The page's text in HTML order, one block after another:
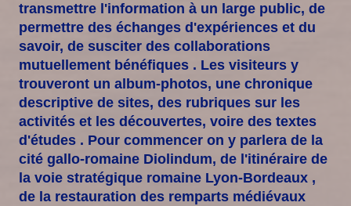
transmettre l'information à un large public, de
permettre des échanges d'expériences et du
savoir, de susciter des collaborations
mutuellement bénéfiques . Les visiteurs y
trouveront un album-photos, une chronique
descriptive de sites, des rubriques sur les
activités et les découvertes, voire des textes
d'études . Pour commencer on y parlera de la
cité gallo-romaine Diolindum, de l'itinéraire de
la voie stratégique romaine Lyon-Bordeaux ,
de la restauration des remparts médiévaux